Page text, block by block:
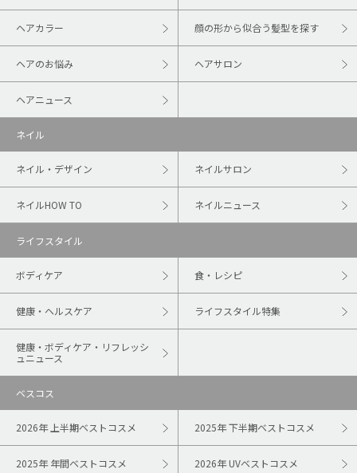
ヘアカラー 顔の形から似合う髪型を探す
ヘアのお悩み ヘアサロン
ヘアニュース
ネイル
ネイル・デザイン ネイルサロン
ネイルHOW TO ネイルニュース
ライフスタイル
ボディケア 食・レシピ
健康・ヘルスケア ライフスタイル特集
健康・ボディケア・リフレッシ
ュニュース
ベスコス
2026年 上半期ベストコスメ 2025年 下半期ベストコスメ
2025年 年間ベストコスメ 2026年 UVベストコスメ